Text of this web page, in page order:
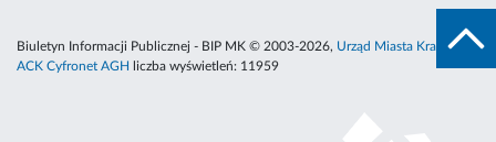
Biuletyn Informacji Publicznej - BIP MK © 2003-2026, Urząd Miasta Krakowa
ACK Cyfronet AGH
liczba wyświetleń: 11959